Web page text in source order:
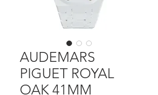
AUDEMARS
PIGUET ROYAL
OAK 41MM